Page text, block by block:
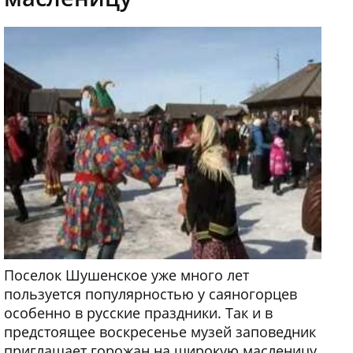
Поселок Шушенское уже много лет
пользуется популярностью у саяногорцев
особенно в русские праздники. Так и в
предстоящее воскресенье музей заповедник